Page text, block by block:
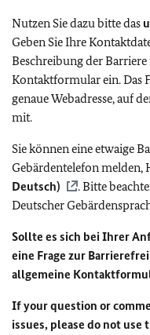
Nutzen Sie dazu bitte das
Geben Sie Ihre
Beschreibung der
Kontaktformular ein. Das
genaue Webadresse, auf
mit.
Sie können eine etwaige
Gebärdentelefon melden,
Deutsch)
. Bitte
Deutscher
Sollte es sich bei Ihrer
eine Frage zur
allgemeine
If your question or
issues, please do not